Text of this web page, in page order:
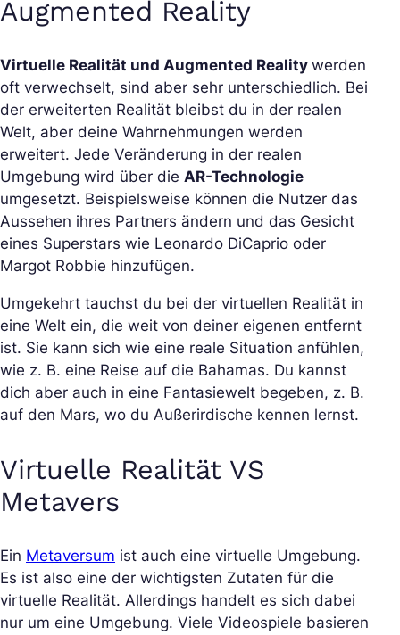
Augmented Reality
Virtuelle Realität und Augmented Reality werden
oft verwechselt, sind aber sehr unterschiedlich. Bei
der erweiterten Realität bleibst du in der realen
Welt, aber deine Wahrnehmungen werden
erweitert. Jede Veränderung in der realen
Umgebung wird über die AR-Technologie
umgesetzt. Beispielsweise können die Nutzer das
Aussehen ihres Partners ändern und das Gesicht
eines Superstars wie Leonardo DiCaprio oder
Margot Robbie hinzufügen.
Umgekehrt tauchst du bei der virtuellen Realität in
eine Welt ein, die weit von deiner eigenen entfernt
ist. Sie kann sich wie eine reale Situation anfühlen,
wie z. B. eine Reise auf die Bahamas. Du kannst
dich aber auch in eine Fantasiewelt begeben, z. B.
auf den Mars, wo du Außerirdische kennen lernst.
Virtuelle Realität VS
Metavers
Ein Metaversum ist auch eine virtuelle Umgebung.
Es ist also eine der wichtigsten Zutaten für die
virtuelle Realität. Allerdings handelt es sich dabei
nur um eine Umgebung. Viele Videospiele basieren